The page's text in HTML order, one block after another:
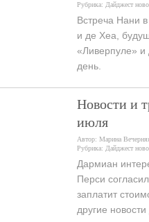
Рубрика: Дайджест
Встреча Нани
и де Хеа,
«Ливерпуле» и
день.
Новости и
июля
Автор:Марина
Рубрика: Дайджест
Дармиан
Перси
заплатит
другие новости